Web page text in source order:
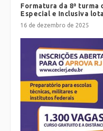
Formatura da 8ª turma
Especial e Inclusiva
16 de dezembro de 2025